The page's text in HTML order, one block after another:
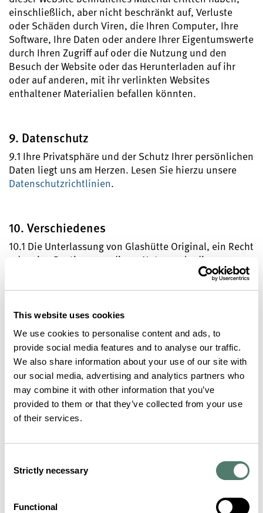
This website uses cookies
We use cookies to personalise content and ads, to
provide social media features and to analyse our traffic.
We also share information about your use of our site with
our social media, advertising and analytics partners who
may combine it with other information that you’ve
provided to them or that they’ve collected from your use
of their services.
Selection
Strictly necessary
Functional
einschließlich, aber nicht beschränkt auf, Verluste
oder Schäden durch Viren, die Ihren Computer, Ihre
Software, Ihre Daten oder andere Ihrer Eigentumswerte
durch Ihren Zugriff auf oder die Nutzung und den
Besuch der Website oder das Herunterladen auf ihr
oder auf anderen, mit ihr verlinkten Websites
enthaltener Materialien befallen könnten.
9. Datenschutz
9.1 Ihre Privatsphäre und der Schutz Ihrer persönlichen
Daten liegt uns am Herzen. Lesen Sie hierzu unsere
Datenschutzrichtlinien.
10. Verschiedenes
10.1 Die Unterlassung von Glashütte Original, ein Recht
oder eine Bestimmung dieser Nutzungsbedingungen
auszuüben oder einzuklagen, stellt keinen Verzicht auf
ein solches Recht oder eine Bestimmung dar. Die in
Abschnittsüberschriften dienen ausschließlich der
leichteren Lesbarkeit und haben keine rechtliche oder
vertragliche Wirkung. Sollte eine oder mehrere
Bestimmungen dieser Nutzungsbedingungen ungültig
oder nicht durchsetzbar sein, so bleiben die
Gültigkeit, Rechtmäßigkeit und Durchsetzbarkeit der
restlichen Bestimmungen davon unberührt.
10.2 Die Nutzungsbedingungen unterliegen den
geltenden Schweizer Gesetzen und werden in
etwaiger Kollisionsrechte und des Übereinkommens
internationalen Warenkauf (CISG). Soweit gesetzlich
mit diesen Nutzungsbedingungen und Ihrer Nutzung